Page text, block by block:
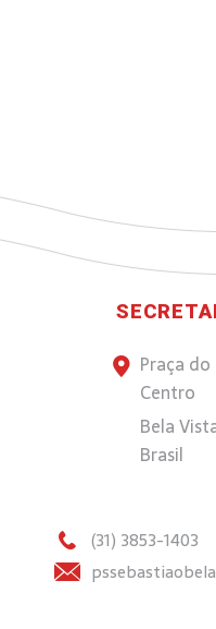
Praça do
Centro
Bela
Brasil
(31) 3853-1403